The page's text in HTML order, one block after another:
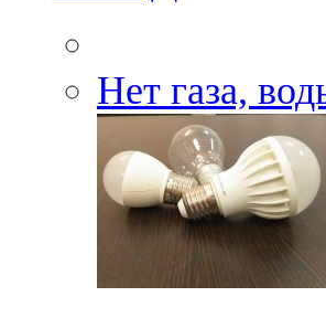
Нет газа,